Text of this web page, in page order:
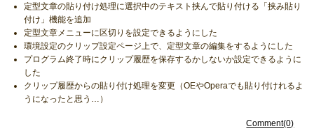
定型文章の貼り付け処理に選択中のテキスト挟んで貼り付ける「挟み貼り
付け」機能を追加
定型文章メニューに区切りを設定できるようにした
環境設定のクリップ設定ページ上で、定型文章の編集をするようにした
プログラム終了時にクリップ履歴を保存するかしないか設定できるように
した
クリップ履歴からの貼り付け処理を変更（OEやOperaでも貼り付けれるよ
うになったと思う…）
Comment(0)